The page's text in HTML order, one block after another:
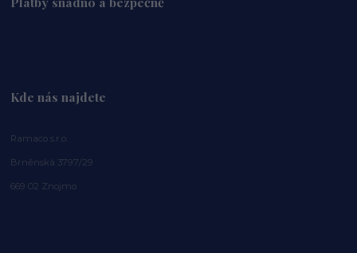
Kde nás najdete
Ramaco s.r.o.
Brněnská 3797/29
669 02 Znojmo